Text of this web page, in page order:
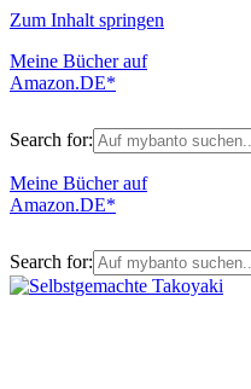
Zum Inhalt springen
Meine Bücher auf
Amazon.DE*
Search for:
Meine Bücher auf
Amazon.DE*
Search for: